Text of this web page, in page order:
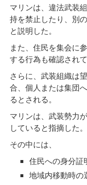
マリンは、違法武装
持を禁止したり、別
と説明した。
また、住民を集会に
する行為も確認されて
さらに、武装組織は
合、個人または集団
るとされる。
マリンは、武装勢力
していると指摘した。
その中には、
住民への身分証
地域内移動時の